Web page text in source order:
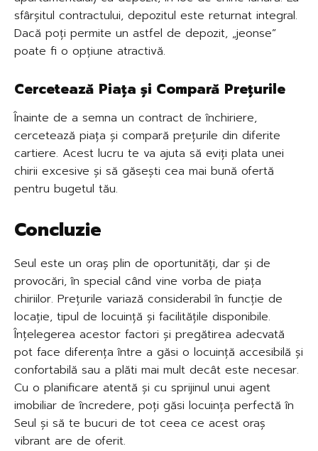
sfârșitul contractului, depozitul este returnat integral.
Dacă poți permite un astfel de depozit, „jeonse”
poate fi o opțiune atractivă.
Cercetează Piața și Compară Prețurile
Înainte de a semna un contract de închiriere,
cercetează piața și compară prețurile din diferite
cartiere. Acest lucru te va ajuta să eviți plata unei
chirii excesive și să găsești cea mai bună ofertă
pentru bugetul tău.
Concluzie
Seul este un oraș plin de oportunități, dar și de
provocări, în special când vine vorba de piața
chiriilor. Prețurile variază considerabil în funcție de
locație, tipul de locuință și facilitățile disponibile.
Înțelegerea acestor factori și pregătirea adecvată
pot face diferența între a găsi o locuință accesibilă și
confortabilă sau a plăti mai mult decât este necesar.
Cu o planificare atentă și cu sprijinul unui agent
imobiliar de încredere, poți găsi locuința perfectă în
Seul și să te bucuri de tot ceea ce acest oraș
vibrant are de oferit.